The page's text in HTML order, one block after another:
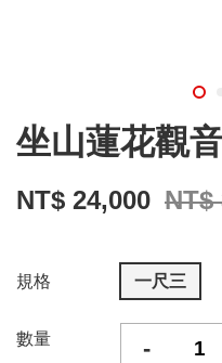
坐山蓮花觀
NT$ 24,000 NT$
規格 一尺三
數量 -